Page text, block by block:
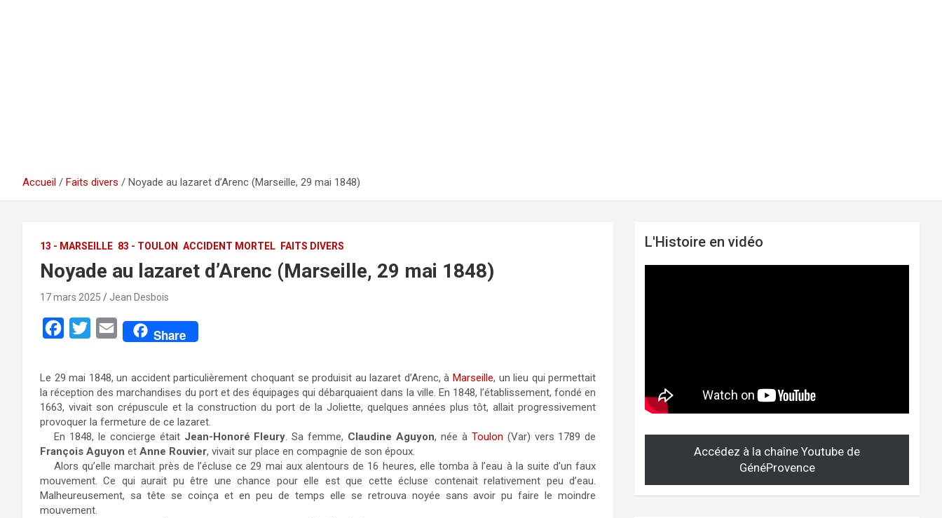
Accueil Faits divers Noyade au lazaret d’Arenc (Marseille, 29 mai 1848)
13 - MARSEILLE 83 - TOULON ACCIDENT MORTEL FAITS DIVERS
Noyade au lazaret d’Arenc (Marseille, 29 mai 1848)
17 mars 2025 Jean Desbois
e
b
o
o
t
t
e
r
E
i
l
Share
Le 29 mai 1848, un accident particulièrement choquant se produisit au lazaret d’Arenc, àMarseille, un lieu qui permettait
la réception des marchandises du port et des équipages qui débarquaient dans la ville. En 1848, l’établissement, fondé en
1663, vivait son crépuscule et la construction du port de la Joliette, quelques années plus tôt, allait progressivement
provoquer la fermeture de ce lazaret.
En 1848, le concierge était Jean-Honoré Fleury. Sa femme, Claudine Aguyon, née à Toulon (Var) vers 1789 de
François Aguyon et Anne Rouvier, vivait sur place en compagnie de son époux.
Alors qu’elle marchait près de l’écluse ce 29 mai aux alentours de 16 heures, elle tomba à l’eau à la suite d’un faux
mouvement. Ce qui aurait pu être une chance pour elle est que cette écluse contenait relativement peu d’eau.
Malheureusement, sa tête se coinça et en peu de temps elle se retrouva noyée sans avoir pu faire le moindre
mouvement.
L'Histoire en vidéo
Accédez à la chaîne Youtube de
GénéProvence